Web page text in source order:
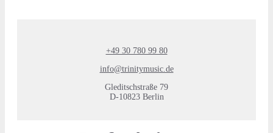
+49 30 780 99 80
info@trinitymusic.de
Gleditschstraße 79
D-10823 Berlin